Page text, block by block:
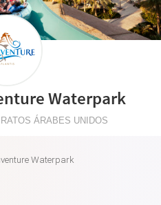
Waterpark
ÁRABES UNIDOS
Waterpark